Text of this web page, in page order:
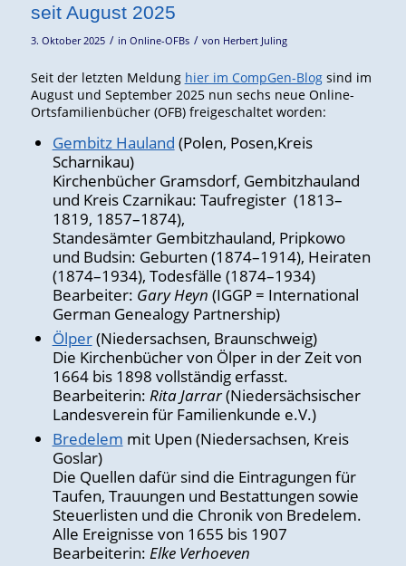
seit August 2025
3. Oktober 2025 / in Online-OFBs / von Herbert Juling
Seit der letzten Meldung hier im CompGen-Blogsind im
August und September 2025 nun sechs neue Online-
Ortsfamilienbücher (OFB) freigeschaltet worden:
Gembitz Hauland (Polen, Posen,Kreis
Scharnikau)
Kirchenbücher Gramsdorf, Gembitzhauland
und Kreis Czarnikau: Taufregister (1813–
1819, 1857–1874),
Standesämter Gembitzhauland, Pripkowo
und Budsin: Geburten (1874–1914), Heiraten
(1874–1934), Todesfälle (1874–1934)
Bearbeiter: Gary Heyn (IGGP = International
German Genealogy Partnership)
Ölper(Niedersachsen, Braunschweig)
Die Kirchenbücher von Ölper in der Zeit von
1664 bis 1898 vollständig erfasst.
Bearbeiterin: Rita Jarrar(Niedersächsischer
Landesverein für Familienkunde e.V.)
Bredelem mit Upen (Niedersachsen, Kreis
Goslar)
Die Quellen dafür sind die Eintragungen für
Taufen, Trauungen und Bestattungen sowie
Steuerlisten und die Chronik von Bredelem.
Alle Ereignisse von 1655 bis 1907
Bearbeiterin: Elke Verhoeven